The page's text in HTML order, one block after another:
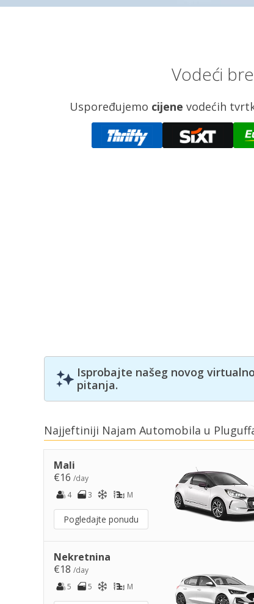
Vodeći
Uspoređujemo cijene vodećih
Isprobajte našeg novog
pitanja.
Najjeftiniji Najam Automobila u
Mali
€16 /day
4
3 M
Pogledajte ponudu
Nekretnina
€18 /day
5
5 M